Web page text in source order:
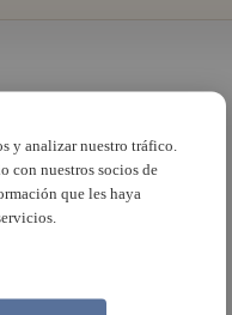
y analizar nuestro tráfico.
con nuestros socios de
que les haya